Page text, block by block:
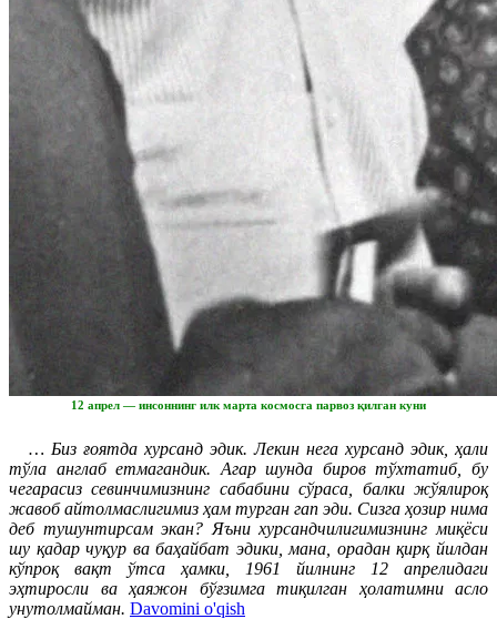
12 апрел — инсоннинг илк марта космосга парвоз қилган куни
… Биз ғоятда хурсанд эдик. Лекин нега хурсанд эдик, ҳали
тўла англаб етмагандик. Агар шунда биров тўхтатиб, бу
чегарасиз севинчимизнинг сабабини сўраса, балки жўялироқ
жавоб айтолмаслигимиз ҳам турган гап эди. Сизга ҳозир нима
деб тушунтирсам экан? Яъни хурсандчилигимизнинг миқёси
шу қадар чуқур ва баҳайбат эдики, мана, орадан қирқ йилдан
кўпроқ вақт ўтса ҳамки, 1961 йилнинг 12 апрелидаги
эҳтиросли ва ҳаяжон бўғзимга тиқилган ҳолатимни асло
унутолмайман. Davomini o'qish